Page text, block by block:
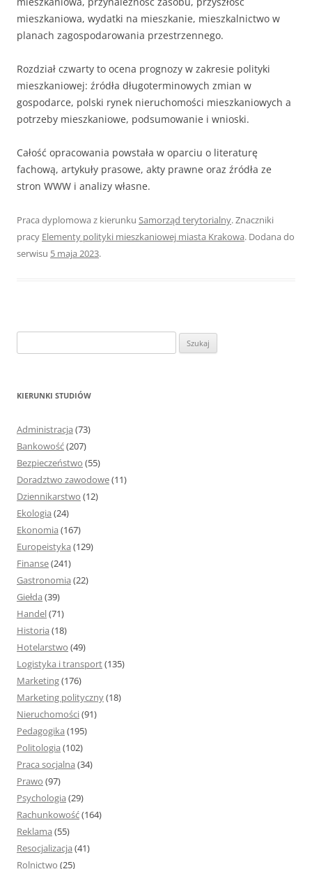
mieszkaniowa, wydatki na mieszkanie, mieszkalnictwo w
planach zagospodarowania przestrzennego.
Rozdział czwarty to ocena prognozy w zakresie polityki
mieszkaniowej: źródła długoterminowych zmian w
gospodarce, polski rynek nieruchomości mieszkaniowych a
potrzeby mieszkaniowe, podsumowanie i wnioski.
Całość opracowania powstała w oparciu o literaturę
fachową, artykuły prasowe, akty prawne oraz źródła ze
stron WWW i analizy własne.
Praca dyplomowa z kierunku Samorząd terytorialny. Znaczniki
pracy Elementy polityki mieszkaniowej miasta Krakowa. Dodana do
serwisu 5 maja 2023.
z
KIERUNKI STUDIÓW
Administracja (73)
Bankowość(207)
Bezpieczeństwo (55)
Doradztwo zawodowe(11)
Dziennikarstwo (12)
Ekologia (24)
Ekonomia (167)
Europeistyka (129)
Finanse(241)
Gastronomia (22)
Giełda (39)
Handel(71)
Historia (18)
Hotelarstwo (49)
Logistyka i transport(135)
Marketing(176)
Marketing polityczny(18)
Nieruchomości(91)
Pedagogika (195)
Politologia (102)
Praca socjalna (34)
Prawo (97)
Psychologia (29)
Rachunkowość(164)
Reklama (55)
Resocjalizacja (41)
Rolnictwo (25)